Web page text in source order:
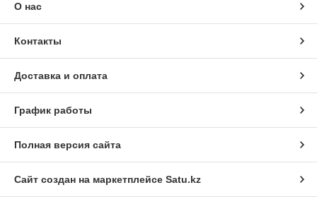
О нас
Контакты
Доставка и оплата
График работы
Полная версия сайта
Сайт создан на маркетплейсе Satu.kz